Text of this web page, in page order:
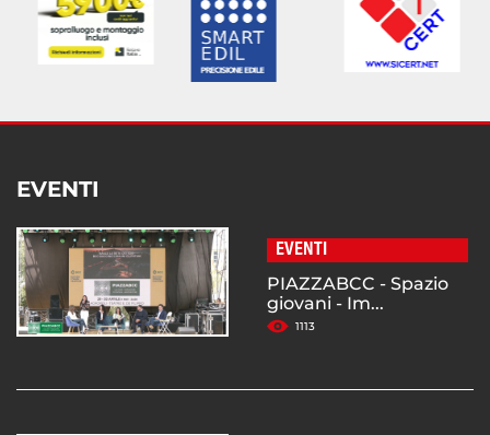
EVENTI
EVENTI
PIAZZABCC - Spazio
giovani - Im...
1113